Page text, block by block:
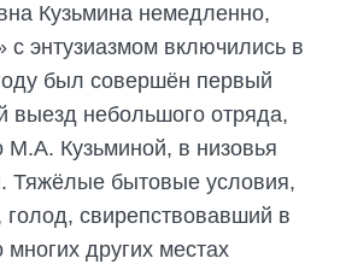
Кузьмина немедленно,
с энтузиазмом включились в
был совершён первый
выезд небольшого отряда,
М.А. Кузьминой, в низовья
Тяжёлые бытовые условия,
свирепствовавший в
многих других местах